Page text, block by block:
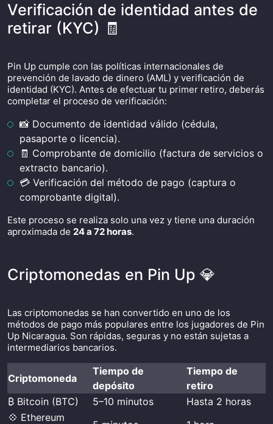
Verificación de identidad antes de
retirar (KYC) 🧾
Pin Up cumple con las políticas internacionales de
prevención de lavado de dinero (AML) y verificación de
identidad (KYC). Antes de efectuar tu primer retiro, deberás
completar el proceso de verificación:
📸 Documento de identidad válido (cédula,
pasaporte o licencia).
🧾 Comprobante de domicilio (factura de servicios o
extracto bancario).
💳 Verificación del método de pago (captura o
comprobante digital).
Este proceso se realiza solo una vez y tiene una duración
aproximada de 24 a 72 horas.
Criptomonedas en Pin Up 💎
Las criptomonedas se han convertido en uno de los
métodos de pago más populares entre los jugadores de Pin
Up Nicaragua. Son rápidas, seguras y no están sujetas a
intermediarios bancarios.
Criptomoneda
Tiempo de
depósito
Tiempo de
retiro
₿ Bitcoin (BTC)
5–10 minutos
Hasta 2 horas
💠 Ethereum